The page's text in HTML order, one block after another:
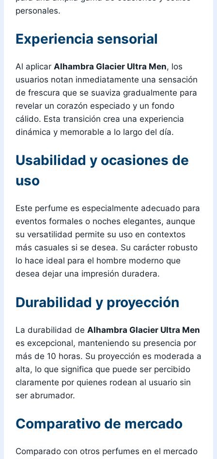
personales.
Experiencia sensorial
Al aplicar Alhambra Glacier Ultra Men, los
usuarios notan inmediatamente una sensación
de frescura que se suaviza gradualmente para
revelar un corazón especiado y un fondo
cálido. Esta transición crea una experiencia
dinámica y memorable a lo largo del día.
Usabilidad y ocasiones de
uso
Este perfume es especialmente adecuado para
eventos formales o noches elegantes, aunque
su versatilidad permite su uso en contextos
más casuales si se desea. Su carácter robusto
lo hace ideal para el hombre moderno que
desea dejar una impresión duradera.
Durabilidad y proyección
La durabilidad de Alhambra Glacier Ultra Men
es excepcional, manteniendo su presencia por
más de 10 horas. Su proyección es moderada a
alta, lo que significa que puede ser percibido
claramente por quienes rodean al usuario sin
ser abrumador.
Comparativo de mercado
Comparado con otros perfumes en el mercado